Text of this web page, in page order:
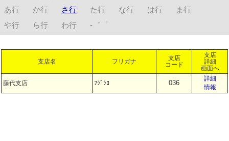
あ行 か行 さ行 た行 な行 は行
ま行
や行
ら行 わ行 -゛゜
支店名 フリガナ
支店
コード
支店
詳細
画面へ
藤代支店 ﾌｼﾞｼﾛ 036
詳細
情報